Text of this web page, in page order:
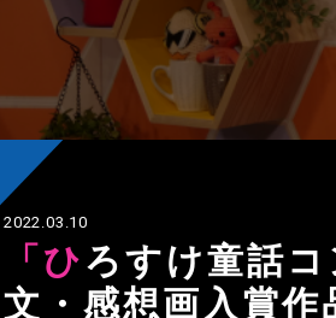
2022.03.10
「ひろすけ童話コンクール作品展」感想
文・感想画入賞作